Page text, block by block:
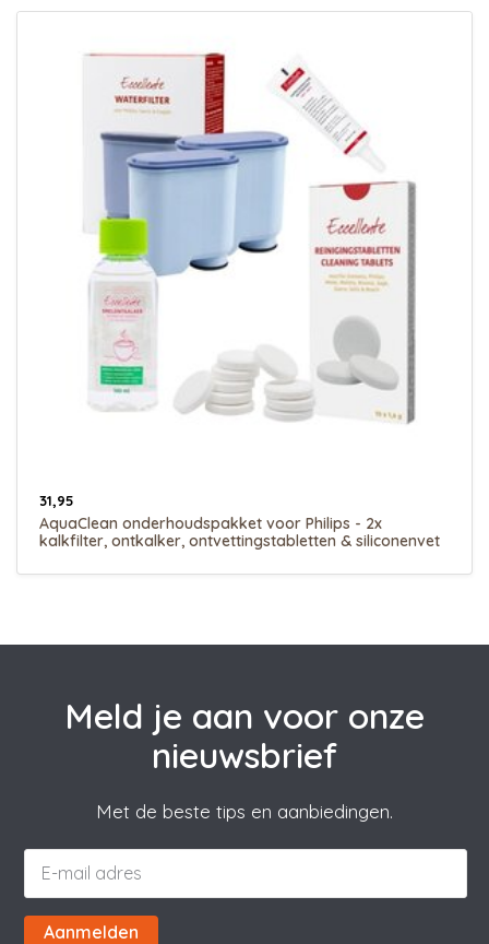
31,95
AquaClean onderhoudspakket voor Philips - 2x
kalkfilter, ontkalker, ontvettingstabletten & siliconenvet
Meld je aan voor onze
nieuwsbrief
Met de beste tips en aanbiedingen.
Aanmelden